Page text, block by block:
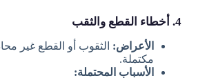
4. أخطاء القطع والثقب
الأعراض: الثقوب أو القطع غير
مكتملة.
الأسباب المحتملة: